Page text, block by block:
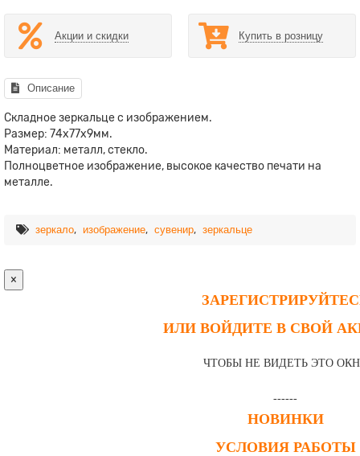
Акции и скидки Купить в розницу
Описание
Складное зеркальце с изображением.
Размер: 74х77х9мм.
Материал: металл, стекло.
Полноцветное изображение, высокое качество печати на
металле.
зеркало, изображение, сувенир, зеркальце
×
ИЛИ ВОЙДИТЕ В СВОЙ
ЧТОБЫ НЕ ВИДЕТЬ ЭТО
------
НОВИНКИ
УСЛОВИЯ РАБОТЫ